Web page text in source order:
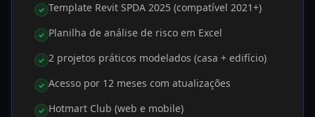
✓ Template Revit SPDA 2025 (compatível 2021+)
✓ Planilha de análise de risco em Excel
✓ 2 projetos práticos modelados (casa + edifício)
✓ Acesso por 12 meses com atualizações
✓ Hotmart Club (web e mobile)